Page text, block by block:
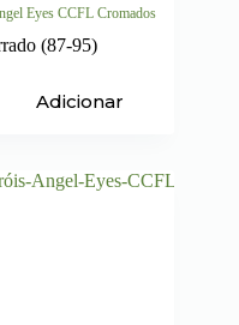
Eyes CCFL Cromados
(87-95)
Adicionar